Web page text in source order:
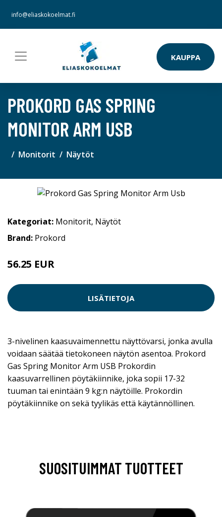
info@eliaskokoelmat.fi
KAUPPA
PROKORD GAS SPRING
MONITOR ARM USB
Monitorit Näytöt
Kategoriat: Monitorit, Näytöt
Brand: Prokord
56.25 EUR
LISÄTIETOJA
3-nivelinen kaasuvaimennettu näyttövarsi, jonka avulla
voidaan säätää tietokoneen näytön asentoa. Prokord
Gas Spring Monitor Arm USB Prokordin
kaasuvarrellinen pöytäkiinnike, joka sopii 17-32
tuuman tai enintään 9 kg:n näytöille. Prokordin
pöytäkiinnike on sekä tyylikäs että käytännöllinen.
SUOSITUIMMAT TUOTTEET